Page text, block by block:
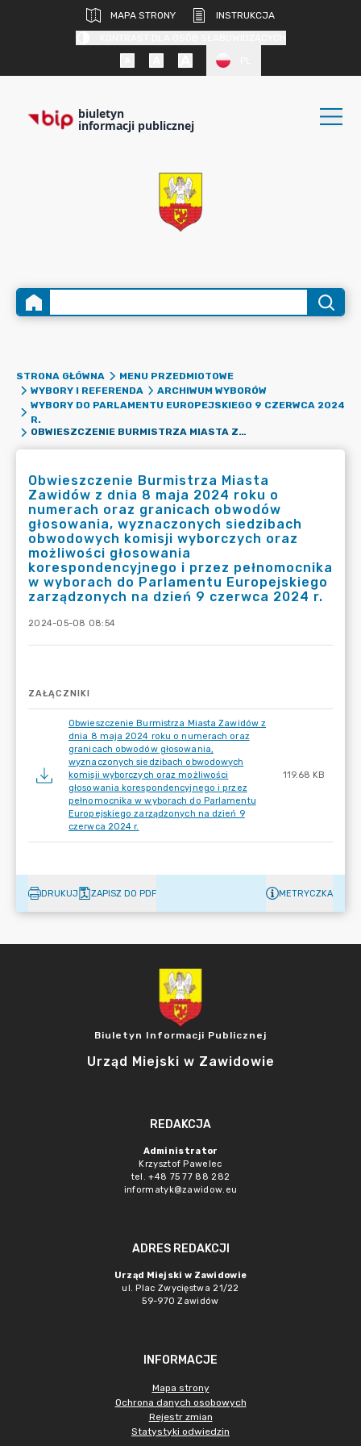
MAPA STRONY
INSTRUKCJA
biuletyn
informacji publicznej
STRONA GŁÓWNA
MENU PRZEDMIOTOWE
WYBORY I REFERENDA
ARCHIWUM WYBORÓW
WYBORY DO PARLAMENTU EUROPEJSKIEGO 9 CZERWCA 2024
R.
OBWIESZCZENIE BURMISTRZA MIASTA ZAWIDÓW Z DNIA 8 MAJA 2024 ROKU O NUMERACH ORAZ GRANICACH OBWODÓW GŁOSOWANIA, WYZNACZONYCH SIEDZIBACH OBWODOWYCH KOMISJI WYBORCZYCH ORAZ MOŻLIWOŚCI GŁOSOWANIA KORESPONDENCYJNEGO I PRZEZ PEŁNOMOCNIKA W WYBORACH DO PARLAMENTU EUROPEJSKIEGO ZARZĄDZONYCH NA DZIEŃ 9 CZERWCA 2024 R.
Obwieszczenie Burmistrza Miasta
Zawidów z dnia 8 maja 2024 roku o
numerach oraz granicach obwodów
głosowania, wyznaczonych siedzibach
obwodowych komisji wyborczych oraz
możliwości głosowania
korespondencyjnego i przez pełnomocnika
w wyborach do Parlamentu Europejskiego
zarządzonych na dzień 9 czerwca 2024 r.
2024-05-08 08:54
ZAŁĄCZNIKI
Obwieszczenie Burmistrza Miasta Zawidów z
dnia 8 maja 2024 roku o numerach oraz
granicach obwodów głosowania,
wyznaczonych siedzibach obwodowych
komisji wyborczych oraz możliwości
głosowania korespondencyjnego i przez
pełnomocnika w wyborach do Parlamentu
Europejskiego zarządzonych na dzień 9
czerwca 2024 r.
119.68 KB
DRUKUJ ZAPISZ DO PDF METRYCZKA
Biuletyn Informacji Publicznej
Urząd Miejski w Zawidowie
REDAKCJA
Administrator
Krzysztof Pawelec
tel. +48 75 77 88 282
informatyk@zawidow.eu
ADRES REDAKCJI
Urząd Miejski w Zawidowie
ul. Plac Zwycięstwa 21/22
59-970 Zawidów
INFORMACJE
Mapa strony
Ochrona danych osobowych
Rejestr zmian
Statystyki odwiedzin